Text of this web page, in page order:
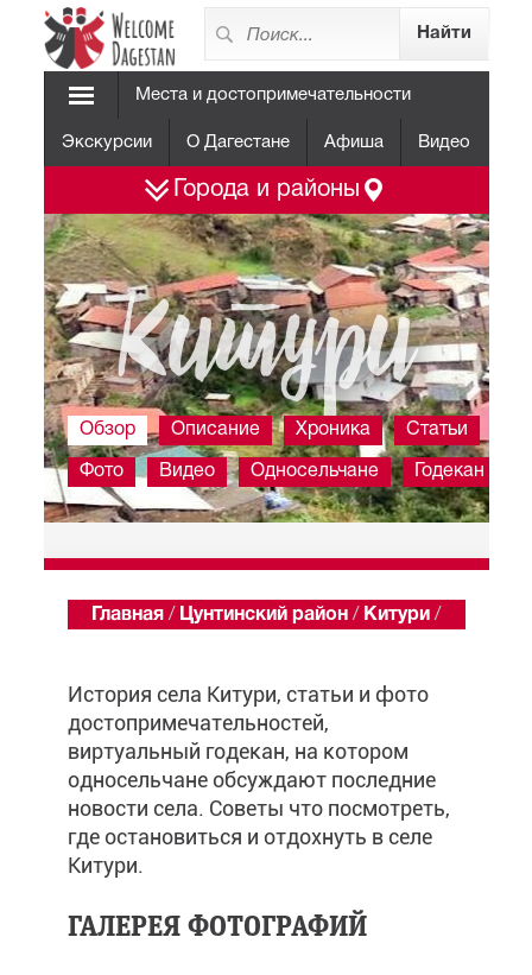
Места и достопримечательности
Экскурсии О Дагестане Афиша Видео
Города и районы
Китури
Обзор Описание Хроника Статьи
Фото Видео Односельчане Годекан
Главная / Цунтинский район / Китури /
История села Китури, статьи и фото
достопримечательностей,
виртуальный годекан, на котором
односельчане обсуждают последние
новости села. Советы что посмотреть,
где остановиться и отдохнуть в селе
Китури.
ГАЛЕРЕЯ ФОТОГРАФИЙ